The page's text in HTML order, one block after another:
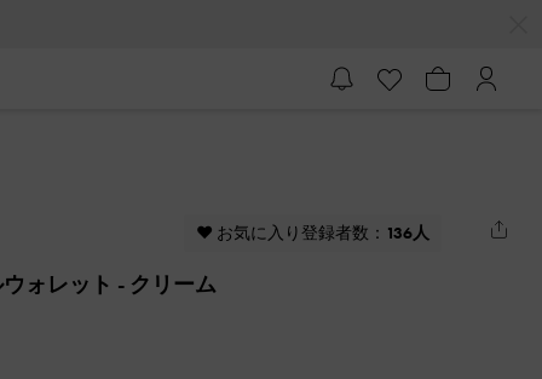
♥ お気に入り登録者数： 136人
ォレット - クリーム